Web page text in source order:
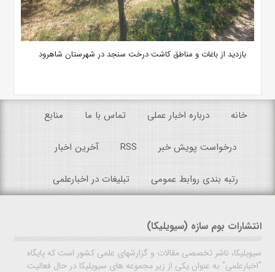
بازدید از باغات و مناطق کاشت درخت سنجد در شهرستان شاهرود
خانه درباره اخبار عملی تماس با ما منابع
درخواست پویش خبر RSS آخرین اخبار
رتبه بندی روابط عمومی تبلیغات در اخبارعلمی
انتشارات بوم سازه (سیویلیکا)
سیویلیکا، ناشر تخصصی مقالات و گزارشهای علمی کشور است که پایگاه
"اخبارعلمی" به عنوان یکی از زیر مجموعه های سیویلیکا در حال فعالیت